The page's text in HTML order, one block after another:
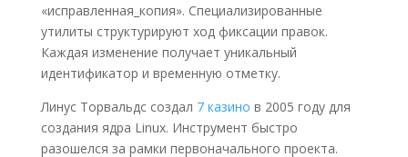
«исправленная_копия». Специализированные
утилиты структурируют ход фиксации правок.
Каждая изменение получает уникальный
идентификатор и временную отметку.
Линус Торвальдс создал 7 казино в 2005 году для
создания ядра Linux. Инструмент быстро
разошелся за рамки первоначального проекта.